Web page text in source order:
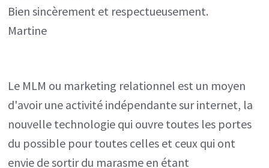
Bien sincèrement et respectueusement.
Martine
Le MLM ou marketing relationnel est un moyen
d'avoir une activité indépendante sur internet, la
nouvelle technologie qui ouvre toutes les portes
du possible pour toutes celles et ceux qui ont
envie de sortir du marasme en étant